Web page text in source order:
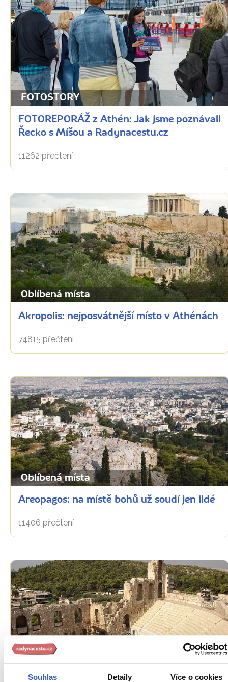
Souhlas Detaily Více o cookies
FOTOSTORY
FOTOREPORÁŽ z Athén: Jak jsme poznávali
Řecko s Míšou a Radynacestu.cz
11262 přečtení
Oblíbená místa
Akropolis: nejposvátnější místo v Athénách
74815 přečtení
Oblíbená místa
Areopagos: na místě bohů už soudí jen lidé
11406 přečtení
Oblíbená místa